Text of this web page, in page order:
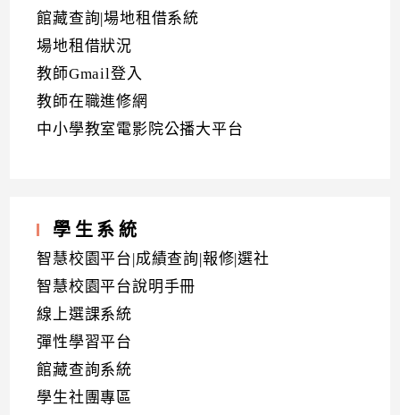
館藏查詢|場地租借系統
場地租借狀況
教師Gmail登入
教師在職進修網
中小學教室電影院公播大平台
學生系統
智慧校園平台|成績查詢|報修|選社
智慧校園平台說明手冊
線上選課系統
彈性學習平台
館藏查詢系統
學生社團專區